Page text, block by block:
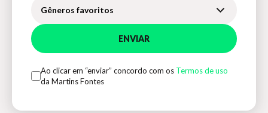
Gêneros favoritos
ENVIAR
Ao clicar em “enviar” concordo com os Termos de uso
da Martins Fontes